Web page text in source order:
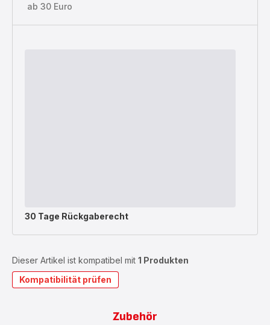
ab 30 Euro
30 Tage Rückgaberecht
Dieser Artikel ist kompatibel mit 1 Produkten
Kompatibilität prüfen
Zubehör